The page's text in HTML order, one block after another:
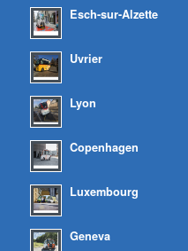
Esch-sur-Alzette
Uvrier
Lyon
Copenhagen
Luxembourg
Geneva